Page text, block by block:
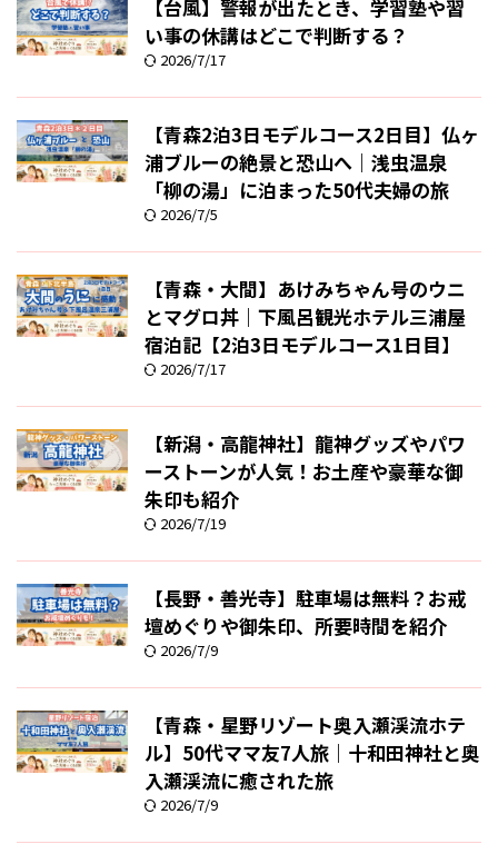
【台風】警報が出たとき、学習塾や習
い事の休講はどこで判断する？
2026/7/17
【青森2泊3日モデルコース2日目】仏ヶ
浦ブルーの絶景と恐山へ｜浅虫温泉
「柳の湯」に泊まった50代夫婦の旅
2026/7/5
【青森・大間】あけみちゃん号のウニ
とマグロ丼｜下風呂観光ホテル三浦屋
宿泊記【2泊3日モデルコース1日目】
2026/7/17
【新潟・高龍神社】龍神グッズやパワ
ーストーンが人気！お土産や豪華な御
朱印も紹介
2026/7/19
【長野・善光寺】駐車場は無料？お戒
壇めぐりや御朱印、所要時間を紹介
2026/7/9
【青森・星野リゾート奥入瀬渓流ホテ
ル】50代ママ友7人旅｜十和田神社と奥
入瀬渓流に癒された旅
2026/7/9